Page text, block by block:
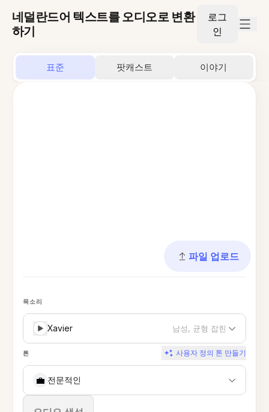
네덜란드어 텍스트를 오디오로 변환
하기
로그
인
표준 팟캐스트 이야기
파일 업로드
목소리
Xavier 남성, 균형 잡힌
톤 사용자 정의 톤 만들기
💼 전문적인